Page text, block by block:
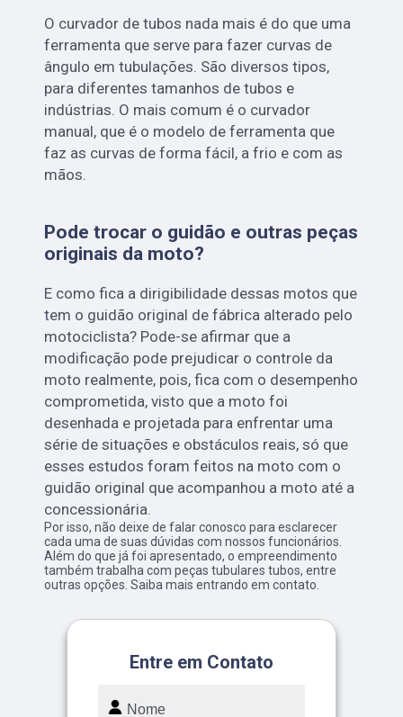
O curvador de tubos nada mais é do que uma
ferramenta que serve para fazer curvas de
ângulo em tubulações. São diversos tipos,
para diferentes tamanhos de tubos e
indústrias. O mais comum é o curvador
manual, que é o modelo de ferramenta que
faz as curvas de forma fácil, a frio e com as
mãos.
Pode trocar o guidão e outras peças
originais da moto?
E como fica a dirigibilidade dessas motos que
tem o guidão original de fábrica alterado pelo
motociclista? Pode-se afirmar que a
modificação pode prejudicar o controle da
moto realmente, pois, fica com o desempenho
comprometida, visto que a moto foi
desenhada e projetada para enfrentar uma
série de situações e obstáculos reais, só que
esses estudos foram feitos na moto com o
guidão original que acompanhou a moto até a
concessionária.
Por isso, não deixe de falar conosco para esclarecer
cada uma de suas dúvidas com nossos funcionários.
Além do que já foi apresentado, o empreendimento
também trabalha com peças tubulares tubos, entre
outras opções. Saiba mais entrando em contato.
Entre em Contato